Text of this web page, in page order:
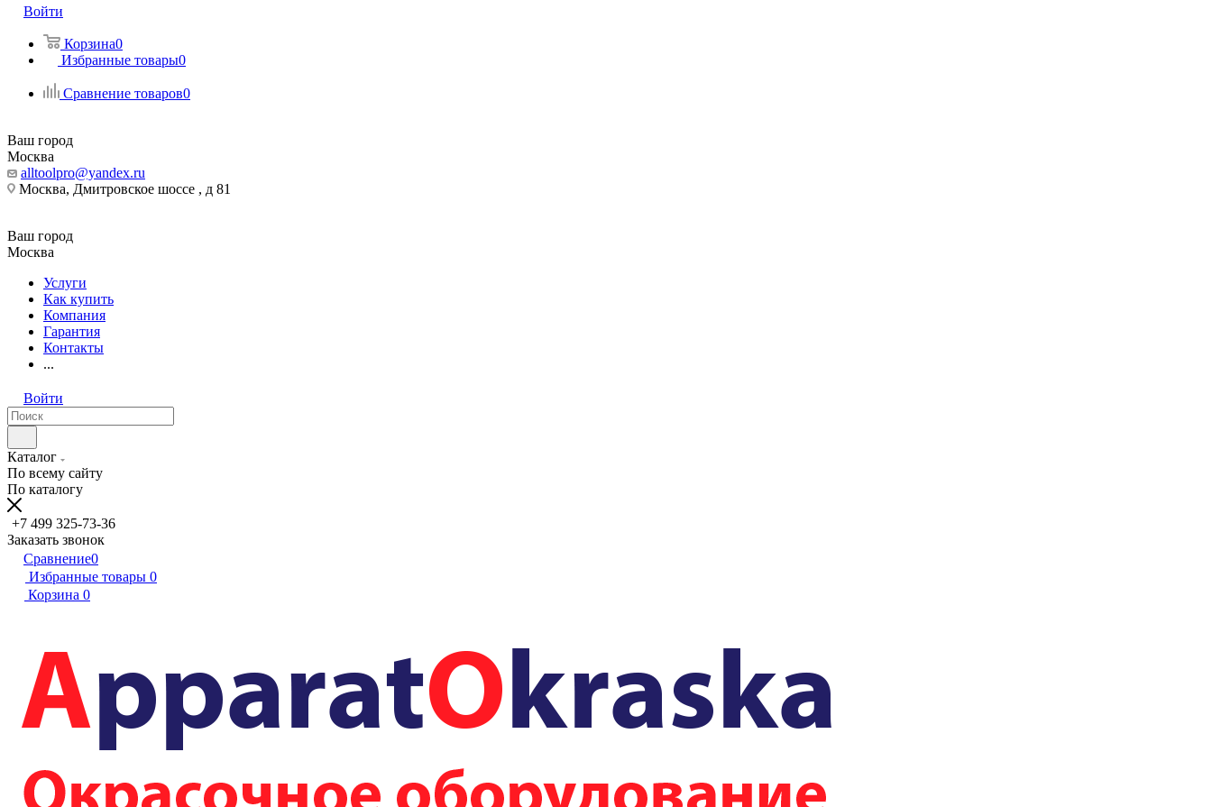
Войти
Корзина0
Избранные товары0
Сравнение товаров0
Ваш город
Москва
alltoolpro@yandex.ru
Москва, Дмитровское шоссе , д 81
Ваш город
Москва
Услуги
Как купить
Компания
Гарантия
Контакты
...
Войти
Каталог
По всему сайту
По каталогу
+7 499 325-73-36
Заказать звонок
Сравнение0
Избранные товары 0
Корзина 0